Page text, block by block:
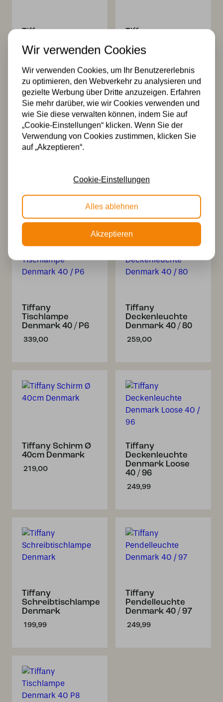
Tiffany
Denmark 40 – P52
Tiffany
Denmark 40 / P3
354,99
Tischlampe
Tiffany
Tischlampe
Denmark 40 / P6
339,00
Tiffany
Deckenleuchte
Denmark 40 / 80
259,00
Tiffany Schirm Ø
40cm Denmark
219,00
Tiffany
Deckenleuchte
Denmark Loose
40 / 96
249,99
Tiffany
Schreibtischlampe
Denmark
199,99
Tiffany
Pendelleuchte
Denmark 40 / 97
249,99
Wir verwenden Cookies
Wir verwenden Cookies, um Ihr Benutzererlebnis
zu optimieren, den Webverkehr zu analysieren und
gezielte Werbung über Dritte anzuzeigen. Erfahren
Sie mehr darüber, wie wir Cookies verwenden und
wie Sie diese verwalten können, indem Sie auf
„Cookie-Einstellungen“ klicken. Wenn Sie der
Verwendung von Cookies zustimmen, klicken Sie
auf „Akzeptieren“.
Cookie-Einstellungen
Alles ablehnen
Akzeptieren